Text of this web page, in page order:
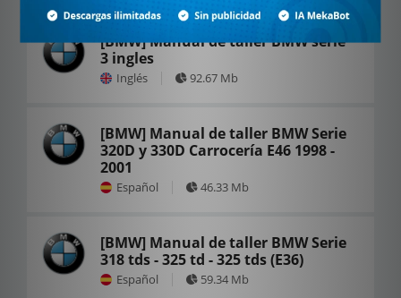
[BMW] Manual de taller BMW serie
3 ingles
Inglés 92.67 Mb
[BMW] Manual de taller BMW Serie
320D y 330D Carrocería E46 1998 -
2001
Español 46.33 Mb
[BMW] Manual de taller BMW Serie
318 tds - 325 td - 325 tds (E36)
Español 59.34 Mb